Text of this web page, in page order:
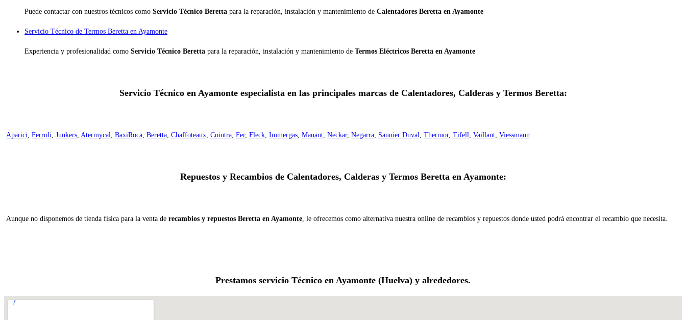
Puede contactar con nuestros técnicos como Servicio Técnico Beretta para la reparación, instalación y mantenimiento de Calentadores Beretta en Ayamonte
Servicio Técnico de Termos Beretta en Ayamonte
Experiencia y profesionalidad como Servicio Técnico Beretta para la reparación, instalación y mantenimiento de Termos Eléctricos Beretta en Ayamonte
Servicio Técnico en Ayamonte especialista en las principales marcas de Calentadores, Calderas y Termos Beretta:
Aparici, Ferroli, Junkers, Atermycal, BaxiRoca, Beretta, Chaffoteaux, Cointra, Fer, Fleck, Immergas, Manaut, Neckar, Negarra, Saunier Duval, Thermor, Tifell, Vaillant, Viessmann
Repuestos y Recambios de Calentadores, Calderas y Termos Beretta en Ayamonte:
Aunque no disponemos de tienda física para la venta de recambios y repuestos Beretta en Ayamonte, le ofrecemos como alternativa nuestra online de recambios y repuestos donde usted podrá encontrar el recambio que necesita.
Prestamos servicio Técnico en Ayamonte (Huelva) y alrededores.